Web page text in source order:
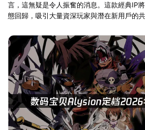
言，這無疑是令人振奮的消息。這款經典IP
態回歸，吸引大量資深玩家與潛在新用戶的共